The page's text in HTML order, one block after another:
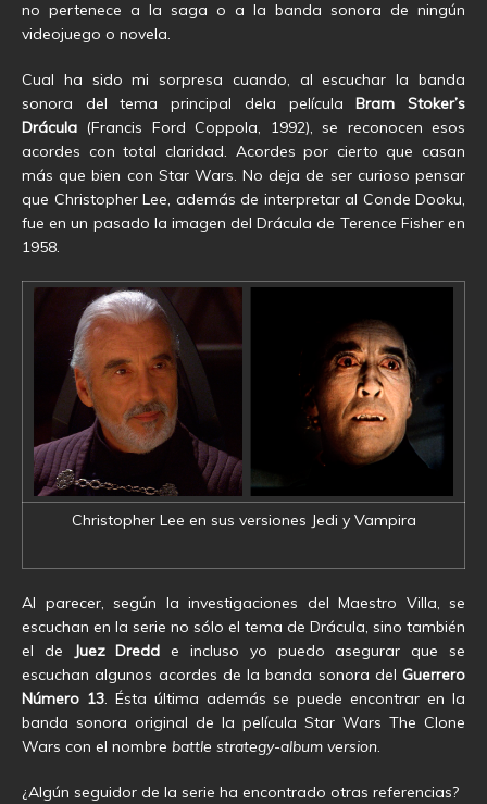
no pertenece a la saga o a la banda sonora de ningún
videojuego o novela.
Cual ha sido mi sorpresa cuando, al escuchar la banda
sonora del tema principal dela películaBram Stoker’s
Drácula (Francis Ford Coppola, 1992), se reconocen esos
acordes con total claridad. Acordes por cierto que casan
más que bien con Star Wars. No deja de ser curioso pensar
que Christopher Lee, además de interpretar al Conde Dooku,
fue en un pasado la imagen del Drácula de Terence Fisher en
1958.
Christopher Lee en sus versiones Jedi y Vampira
Al parecer, según la investigaciones del Maestro Villa, se
escuchan en la serie no sólo el tema de Drácula, sino también
el de
Juez Dredd e incluso yo puedo asegurar que se
escuchan algunos acordes de la banda sonora del Guerrero
Número 13. Ésta última además se puede encontrar en la
banda sonora original de la película Star Wars The Clone
Wars con el nombre battle strategy-album version.
¿Algún seguidor de la serie ha encontrado otras referencias?